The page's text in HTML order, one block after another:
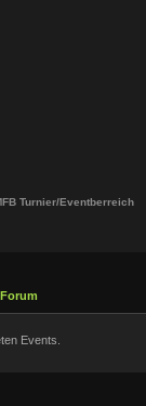
Turnier/Eventberreich
Forum
Events.